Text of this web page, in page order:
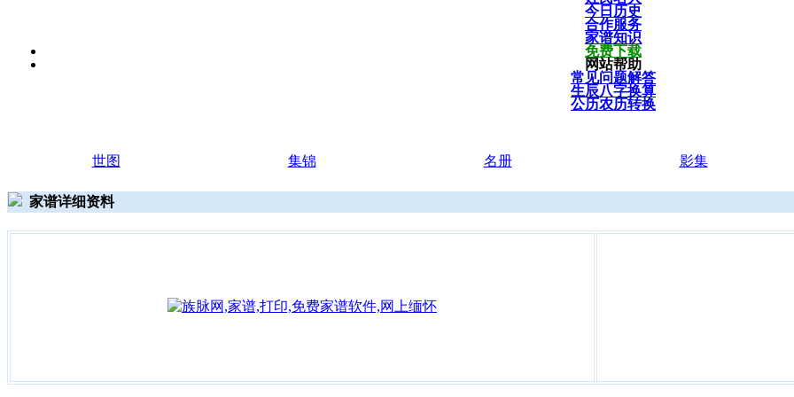
今日历史
合作服务
家谱知识
免费下载
网站帮助
常见问题解答
生辰八字换算
公历农历转换
世图 集锦 名册 影集
家谱详细资料